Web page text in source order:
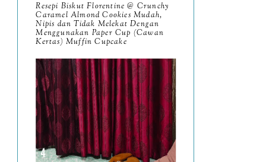
October10
September13
August9
July 12
June5
May 11
April13
Resepi Biskut Florentine @ Crunchy
Caramel Almond Cookies Mudah,
Nipis dan Tidak Melekat Dengan
Menggunakan Paper Cup (Cawan
Kertas) Muffin Cupcake